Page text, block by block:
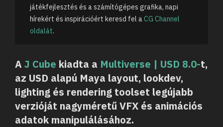
játékfejlesztés és a számítógépes grafika, napi
hírekért és inspirációért keresd fel aCG Channel
oldalát.
AJ Cube kiadta a Multiverse | USD 8.0-t,
az USD alapú Maya layout, lookdev,
lighting és rendering toolset legújabb
verzióját nagyméretű VFX és animációs
adatok manipulálásához.